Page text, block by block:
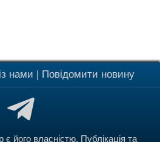
нами | Повідомити новину
його власністю. Публікація та